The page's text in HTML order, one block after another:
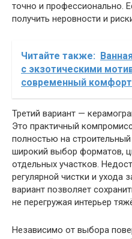
точно и профессионально.
получить неровности и
Читайте также:
с экзотическими
современный
Третий вариант —
Это практичный
полностью на
широкий выбор форматов,
отдельных участков.
регулярной чистки и ухода
вариант позволяет
не перегружая интерьер
Независимо от выбора